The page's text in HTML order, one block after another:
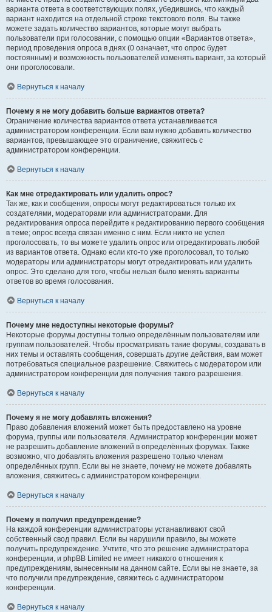
варианта ответа в соответствующих полях, убедившись, что каждый
вариант находится на отдельной строке текстового поля. Вы также
можете задать количество вариантов, которые могут выбрать
пользователи при голосовании, с помощью опции «Вариантов ответа»,
период проведения опроса в днях (0 означает, что опрос будет
постоянным) и возможность пользователей изменять вариант, за который
они проголосовали.
Вернуться к началу
Почему я не могу добавить больше вариантов ответа?
Ограничение количества вариантов ответа устанавливается
администратором конференции. Если вам нужно добавить количество
вариантов, превышающее это ограничение, свяжитесь с
администратором конференции.
Вернуться к началу
Как мне отредактировать или удалить опрос?
Так же, как и сообщения, опросы могут редактироваться только их
создателями, модераторами или администраторами. Для
редактирования опроса перейдите к редактированию первого сообщения
в теме; опрос всегда связан именно с ним. Если никто не успел
проголосовать, то вы можете удалить опрос или отредактировать любой
из вариантов ответа. Однако если кто-то уже проголосовал, то только
модераторы или администраторы могут отредактировать или удалить
опрос. Это сделано для того, чтобы нельзя было менять варианты
ответов во время голосования.
Вернуться к началу
Почему мне недоступны некоторые форумы?
Некоторые форумы доступны только определённым пользователям или
группам пользователей. Чтобы просматривать такие форумы, создавать в
них темы и оставлять сообщения, совершать другие действия, вам может
потребоваться специальное разрешение. Свяжитесь с модератором или
администратором конференции для получения такого разрешения.
Вернуться к началу
Почему я не могу добавлять вложения?
Право добавления вложений может быть предоставлено на уровне
форума, группы или пользователя. Администратор конференции может
не разрешить добавление вложений в определённых форумах. Также
возможно, что добавлять вложения разрешено только членам
определённых групп. Если вы не знаете, почему не можете добавлять
вложения, свяжитесь с администратором конференции.
Вернуться к началу
Почему я получил предупреждение?
На каждой конференции администраторы устанавливают свой
собственный свод правил. Если вы нарушили правило, вы можете
получить предупреждение. Учтите, что это решение администратора
конференции, и phpBB Limited не имеет никакого отношения к
предупреждениям, вынесенным на данном сайте. Если вы не знаете, за
что получили предупреждение, свяжитесь с администратором
конференции.
Вернуться к началу